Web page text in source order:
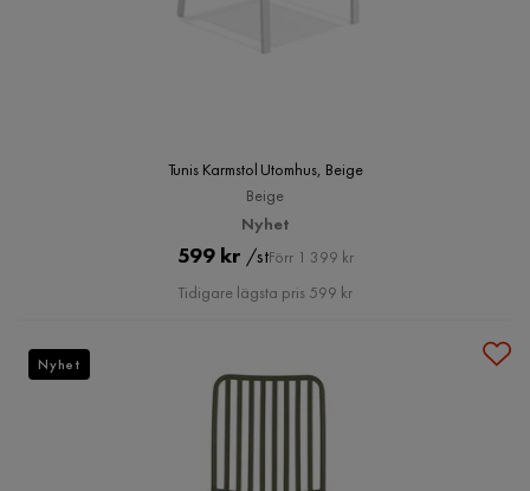
Tunis Karmstol Utomhus, Beige
Beige
Nyhet
Pris
599 kr /stOriginal
Pris
Förr 1 399 kr
Tidigare lägsta pris 599 kr
Nyhet